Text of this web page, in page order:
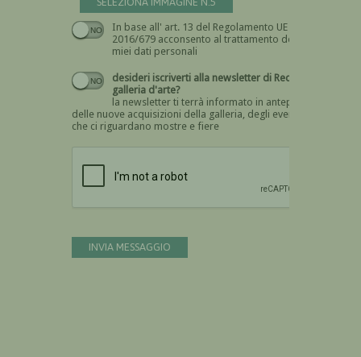
In base all' art. 13 del Regolamento UE n.
2016/679 acconsento al trattamento dei
miei dati personali
Devi dare il consenso
desideri iscriverti alla newsletter di Recta
galleria d'arte?
la newsletter ti terrà informato in anteprima
delle nuove acquisizioni della galleria, degli eventi
che ci riguardano mostre e fiere
INVIA MESSAGGIO